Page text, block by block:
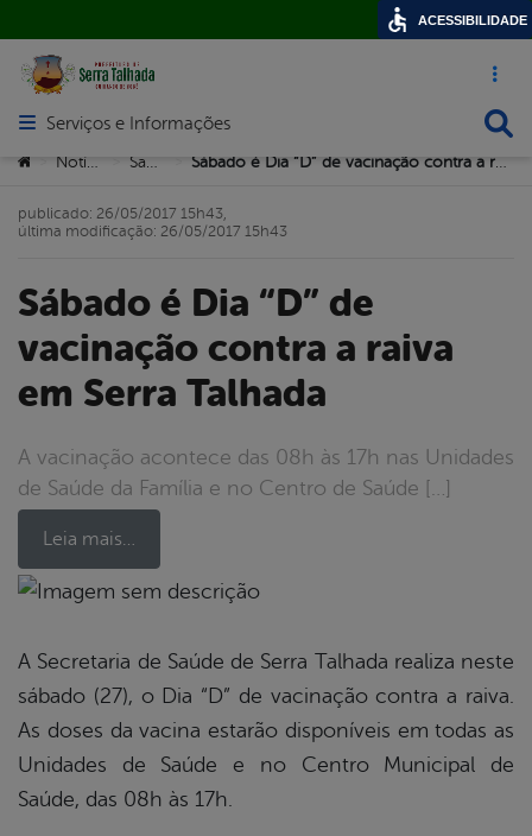
Acesso
Abrir menu principal de navegação
Serviços e Informações
Você está aqui:
> Notícias > >
Sábado é Dia “D” de
vacinação contra a raiva
em Serra Talhada
A vacinação acontece das 08h às 17h nas Unidades
de Saúde da Família e no Centro de Saúde […]
Leia mais…
publicado: 26/05/2017 15h43,
última modificação: 26/05/2017 15h43
A Secretaria de Saúde de Serra Talhada realiza neste
sábado (27), o Dia “D” de vacinação contra a raiva.
As doses da vacina estarão disponíveis em todas as
Unidades de Saúde e no Centro Municipal de
Saúde, das 08h às 17h.
ACESSIBILIDADE